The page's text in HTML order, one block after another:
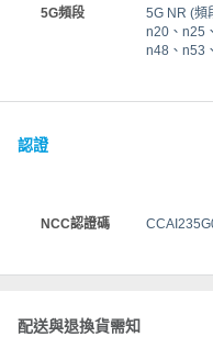
5G頻段
5G NR (頻
n20、n25
n48、n53
認證
NCC認證碼
配送與退換貨需知